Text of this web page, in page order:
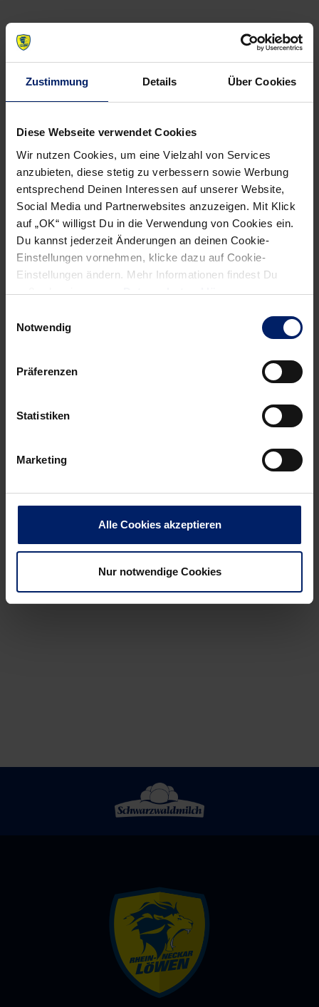
Zustimmung Details Über Cookies
Diese Webseite verwendet Cookies
Wir nutzen Cookies, um eine Vielzahl von Services
anzubieten, diese stetig zu verbessern sowie Werbung
entsprechend Deinen Interessen auf unserer Website,
Social Media und Partnerwebsites anzuzeigen. Mit Klick
auf „OK“ willigst Du in die Verwendung von Cookies ein.
Du kannst jederzeit Änderungen an deinen Cookie-
Einstellungen vornehmen, klicke dazu auf Cookie-
Einstellungen ändern. Mehr Informationen findest Du
außerdem in unsererDatenschutzerklärung.
Notwendig
Präferenzen
Statistiken
Marketing
Alle Cookies akzeptieren
Nur notwendige Cookies
Telse Goede
68199 Mannheim
E-Mail:goede@rhein-neckar-loewen.de